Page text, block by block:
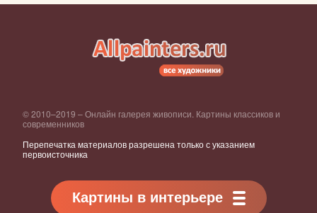
© 2010–2019 – Онлайн галерея живописи. Картины классиков и
современников
Перепечатка материалов разрешена только с указанием
первоисточника
Картины в интерьере